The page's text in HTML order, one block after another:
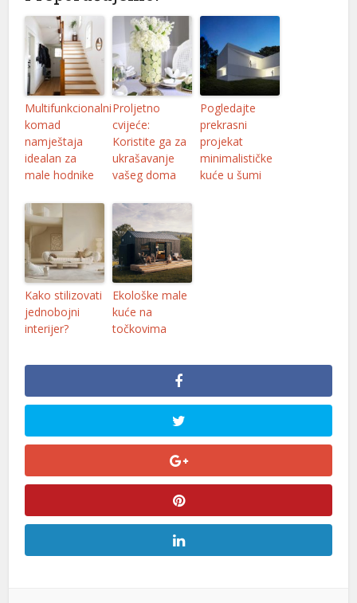
Multifunkcionalni
komad
namještaja
idealan za
male hodnike
Proljetno
cvijeće:
Koristite ga za
ukrašavanje
vašeg doma
Pogledajte
prekrasni
projekat
minimalističke
kuće u šumi
Kako stilizovati
jednobojni
interijer?
Ekološke male
kuće na
točkovima